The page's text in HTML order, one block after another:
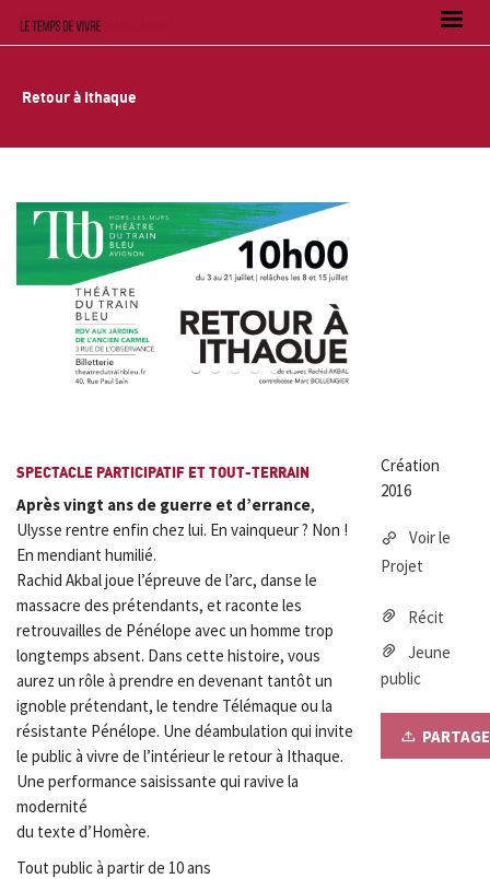
Retour à Ithaque
4 5 6
SPECTACLE PARTICIPATIF ET TOUT-TERRAIN
Après vingt ans de guerre et d’errance,
Ulysse rentre enfin chez lui. En vainqueur ? Non !
En mendiant humilié.
Rachid Akbal joue l’épreuve de l’arc, danse le
massacre des prétendants, et raconte les
retrouvailles de Pénélope avec un homme trop
longtemps absent. Dans cette histoire, vous
aurez un rôle à prendre en devenant tantôt un
ignoble prétendant, le tendre Télémaque ou la
résistante Pénélope. Une déambulation qui invite
le public à vivre de l’intérieur le retour à Ithaque.
Une performance saisissante qui ravive la
modernité
du texte d’Homère.
Tout public à partir de 10 ans
Création
2016
Voir le
Projet
Récit
Jeune
public